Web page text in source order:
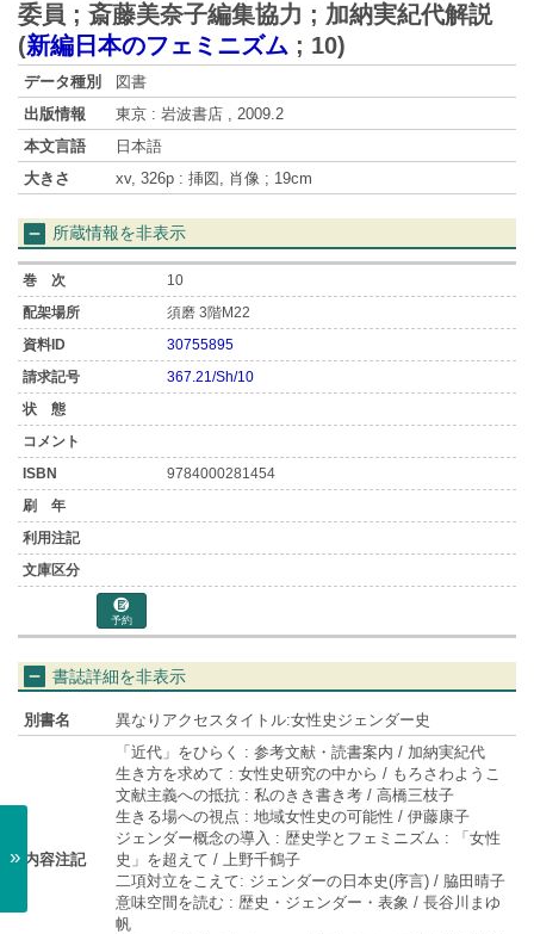
»
委員 ; 斎藤美奈子編集協力 ; 加納実紀代解説
(新編日本のフェミニズム ; 10)
データ種別
図書
出版情報
東京 : 岩波書店 , 2009.2
本文言語
日本語
大きさ
xv, 326p : 挿図, 肖像 ; 19cm
所蔵情報を非表示
10
須磨 3階M22
30755895
367.21/Sh/10
9784000281454
予約
書誌詳細を非表示
別書名 異なりアクセスタイトル:女性史ジェンダー史
内容注記
「近代」をひらく : 参考文献・読書案内 / 加納実紀代
生き方を求めて : 女性史研究の中から / もろさわようこ
文献主義への抵抗 : 私のきき書き考 / 高橋三枝子
生きる場への視点 : 地域女性史の可能性 / 伊藤康子
ジェンダー概念の導入 : 歴史学とフェミニズム : 「女性
史」を超えて / 上野千鶴子
二項対立をこえて: ジェンダーの日本史(序言) / 脇田晴子
意味空間を読む : 歴史・ジェンダー・表象 / 長谷川まゆ
帆